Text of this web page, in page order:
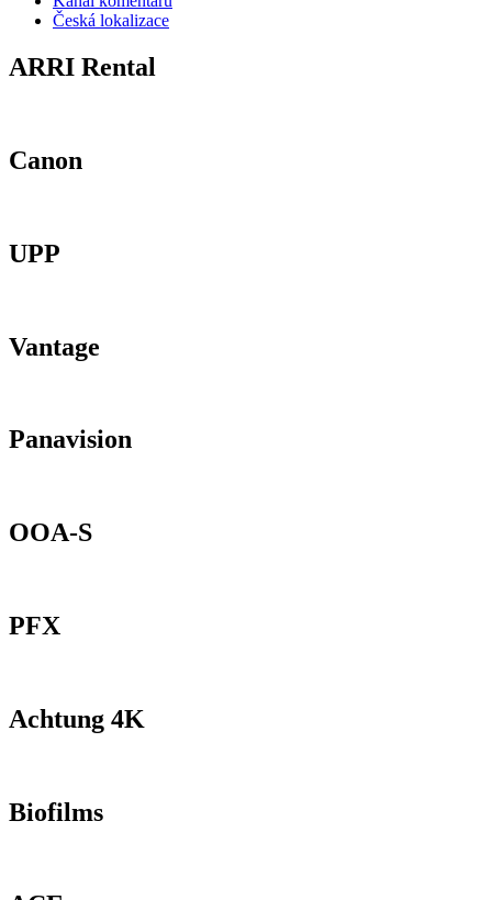
Česká lokalizace
ARRI Rental
Canon
UPP
Vantage
Panavision
OOA-S
PFX
Achtung 4K
Biofilms